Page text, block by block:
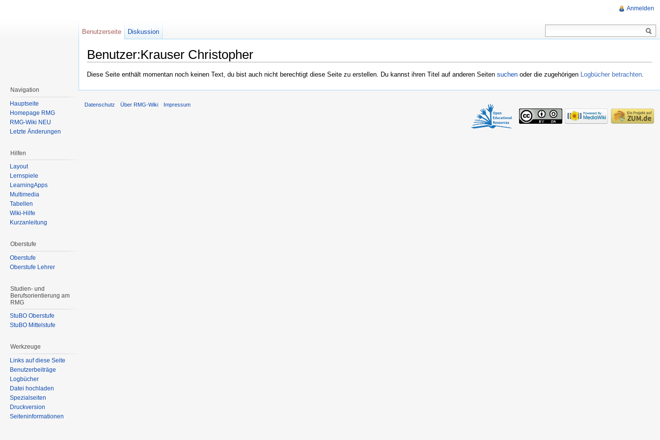
Benutzer:Krauser Christopher
Diese Seite enthält momentan noch keinen Text, du bist auch nicht berechtigt diese Seite zu erstellen. Du kannst ihren Titel auf anderen Seiten suchen oder die zugehörigen Logbücher betrachten.
Anmelden
Benutzerseite Diskussion
Navigation
Hauptseite
Homepage RMG
RMG-Wiki NEU
Letzte Änderungen
Hilfen
Layout
Lernspiele
LearningApps
Multimedia
Tabellen
Wiki-Hilfe
Kurzanleitung
Oberstufe
Oberstufe
Oberstufe Lehrer
Studien- und
Berufsorientierung am
RMG
StuBO Oberstufe
StuBO Mittelstufe
Werkzeuge
Links auf diese Seite
Benutzerbeiträge
Logbücher
Datei hochladen
Spezialseiten
Druckversion
Seiteninformationen
Datenschutz Über RMG-Wiki Impressum